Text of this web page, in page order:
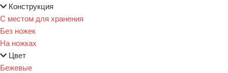
Конструкция
С местом для хранения
Без ножек
На ножках
Цвет
Бежевые